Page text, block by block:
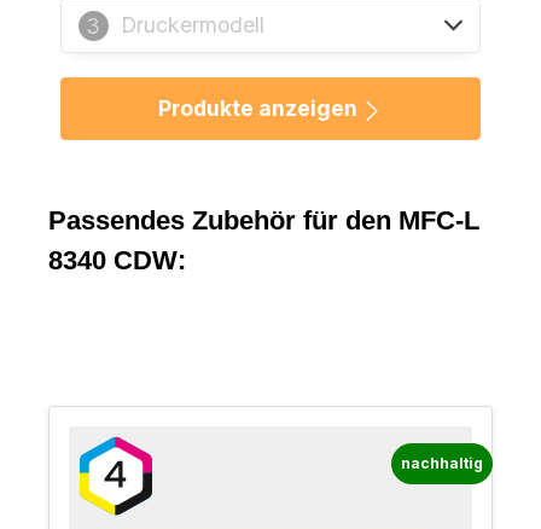
3 Druckermodell
Produkte anzeigen
Passendes Zubehör für den MFC-L
8340 CDW:
nachhaltig